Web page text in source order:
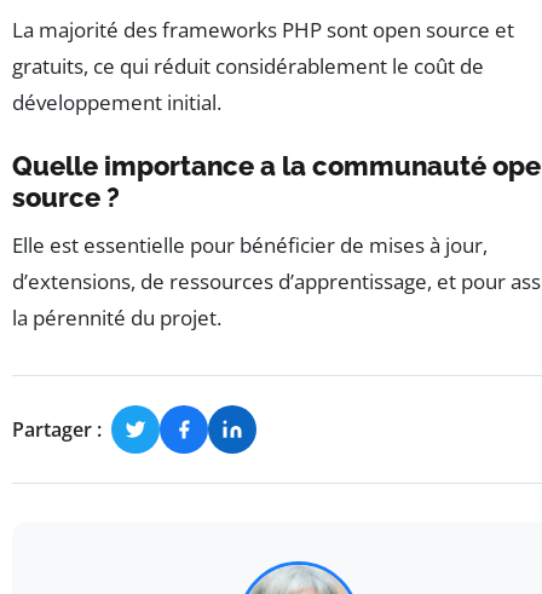
La majorité des frameworks PHP sont open source et
gratuits, ce qui réduit considérablement le coût de
développement initial.
Quelle importance a la communauté
source ?
Elle est essentielle pour bénéficier de mises à jour,
d’extensions, de ressources d’apprentissage, et pour
la pérennité du projet.
Partager :